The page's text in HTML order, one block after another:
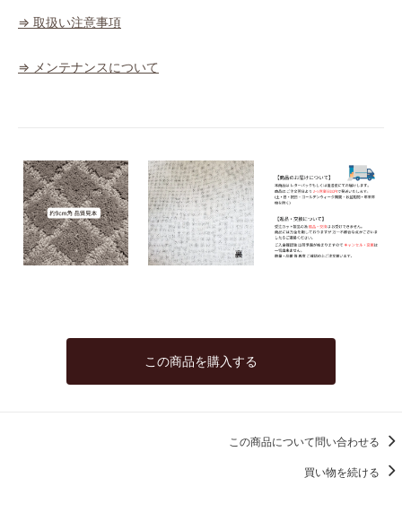
⇒ 取扱い注意事項
⇒ メンテナンスについて
この商品を購入する
この商品について問い合わせる
買い物を続ける